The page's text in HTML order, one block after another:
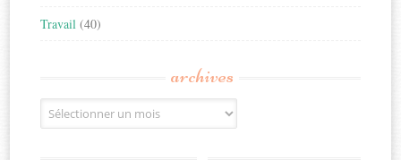
Travail (40)
archives
Archives